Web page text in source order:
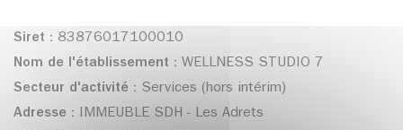
Siret : 83876017100010
Nom de l'établissement : WELLNESS STUDIO 7
Secteur d'activité : Services (hors intérim)
Adresse : IMMEUBLE SDH - Les Adrets